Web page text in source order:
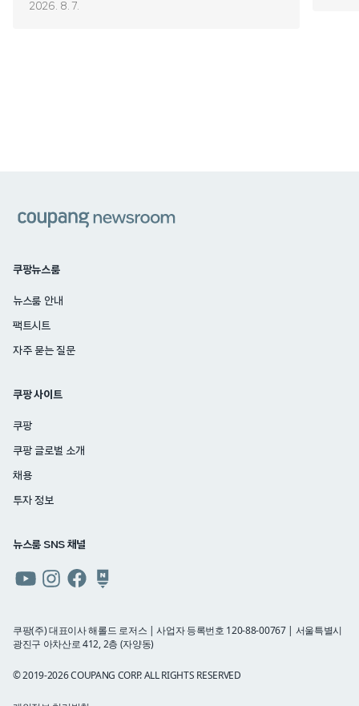
2026. 8. 7.
쿠팡뉴스룸
뉴스룸 안내
팩트시트
자주 묻는 질문
쿠팡 사이트
쿠팡
쿠팡 글로벌 소개
채용
투자 정보
뉴스룸 SNS 채널
유튜브인스타그램
페이스북네이버
블로그
쿠팡(주) 대표이사 해롤드 로저스 | 사업자 등록번호 120-88-00767 | 서울특별시
광진구 아차산로 412, 2층 (자양동)
© 2019-2026 COUPANG CORP. ALL RIGHTS RESERVED